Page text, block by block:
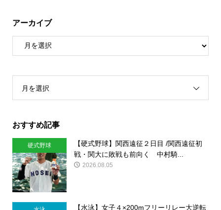
アーカイブ
月を選択
おすすめ記事
硬式野球
【硬式野球】関西遠征２日目 /関西遠征初
戦・関大に敗戦も前向く 中村騎...
2026.08.05
【水泳】女子４×200mフリーリレー大逆転